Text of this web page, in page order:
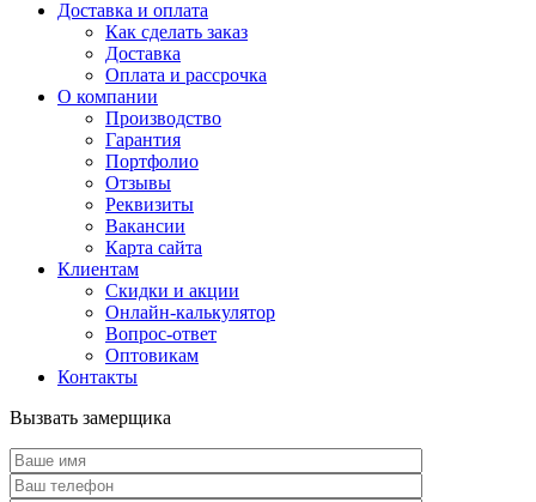
Доставка и оплата
Как сделать заказ
Доставка
Оплата и рассрочка
О компании
Производство
Гарантия
Портфолио
Отзывы
Реквизиты
Вакансии
Карта сайта
Клиентам
Скидки и акции
Онлайн-калькулятор
Вопрос-ответ
Оптовикам
Контакты
Вызвать замерщика